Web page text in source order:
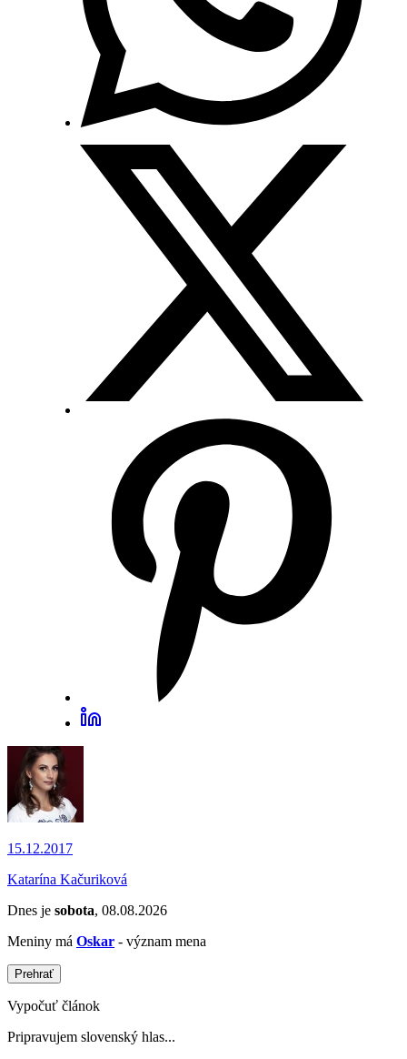
15.12.2017
Katarína Kačuriková
Dnes je sobota, 08.08.2026
Meniny má Oskar - význam mena
Prehrať
Vypočuť článok
Pripravujem slovenský hlas...